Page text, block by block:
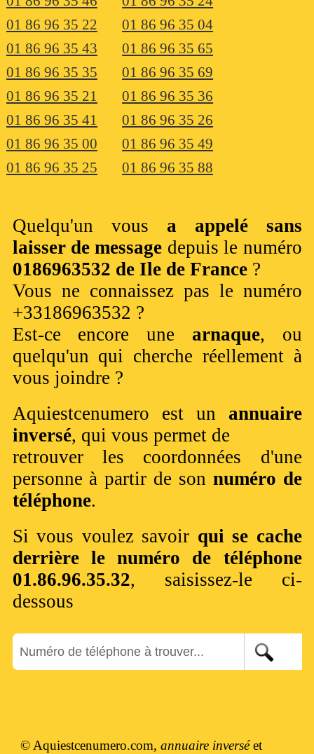
01 86 96 35 22
01 86 96 35 04
01 86 96 35 43
01 86 96 35 65
01 86 96 35 35
01 86 96 35 69
01 86 96 35 21
01 86 96 35 36
01 86 96 35 41
01 86 96 35 26
01 86 96 35 00
01 86 96 35 49
01 86 96 35 25
01 86 96 35 88
Quelqu'un vous a appelé sans
laisser de message depuis le numéro
0186963532 de Ile de France?
Vous ne connaissez pas le numéro
+33186963532 ?
Est-ce encore une arnaque, ou
quelqu'un qui cherche réellement à
vous joindre ?
Aquiestcenumero est un annuaire
inversé, qui vous permet de
retrouver les coordonnées d'une
personne à partir de son numéro de
téléphone.
Si vous voulez savoir qui se cache
derrière le numéro de téléphone
01.86.96.35.32, saisissez-le ci-
dessous
© Aquiestcenumero.com,annuaire inverséet